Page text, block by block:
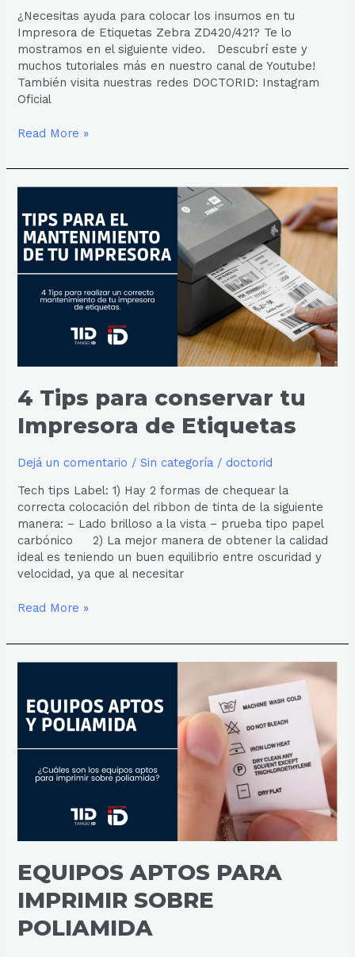
¿Necesitas ayuda para colocar los insumos en tu
Impresora de Etiquetas Zebra ZD420/421? Te lo
mostramos en el siguiente video. Descubrí este y
muchos tutoriales más en nuestro canal de Youtube!
También visita nuestras redes DOCTORID: Instagram
Oficial
Read More »
4 Tips para conservar tu
Impresora de Etiquetas
Dejá un comentario /Sin categoría / doctorid
Tech tips Label: 1) Hay 2 formas de chequear la
correcta colocación del ribbon de tinta de la siguiente
manera: – Lado brilloso a la vista – prueba tipo papel
carbónico 2) La mejor manera de obtener la calidad
ideal es teniendo un buen equilibrio entre oscuridad y
velocidad, ya que al necesitar
Tips
para
conservar
tu
Impresora
Read More »
EQUIPOS APTOS PARA
IMPRIMIR SOBRE
POLIAMIDA
PARA
IMPRIMIR
SOBRE
POLIAMIDA